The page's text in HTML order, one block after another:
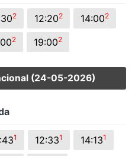
2 12:202 14:002
2 19:002
(24-05-2026)
1 12:331 14:131